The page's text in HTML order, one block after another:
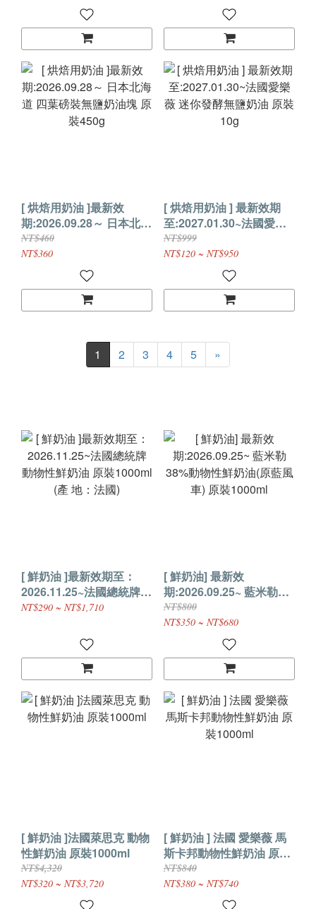
[ 烘焙用奶油 ]最新效
期:2026.09.28～ 日本北海
道 四葉磅裝無鹽奶油塊 原
裝450g
NT$460
NT$360
[ 烘焙用奶油 ] 最新效期
至:2027.01.30~法國愛樂
薇 迷你發酵無鹽奶油 原裝
10g
NT$999
NT$120 ~ NT$950
1 2 3 4 5 »
[ 鮮奶油 ]最新效期至：
2026.11.25~法國總統牌
動物性鮮奶油 原裝1000ml
NT$290 ~ NT$1,710
[ 鮮奶油] 最新效
期:2026.09.25~ 藍米勒
38%動物性鮮奶油(原藍風
車) 原裝1000ml
NT$800
NT$350 ~ NT$680
[ 鮮奶油 ]法國萊思克 動物
性鮮奶油 原裝1000ml
NT$4,320
NT$320 ~ NT$3,720
[ 鮮奶油 ] 法國 愛樂薇 馬
斯卡邦動物性鮮奶油 原裝
1000ml
NT$840
NT$380 ~ NT$740